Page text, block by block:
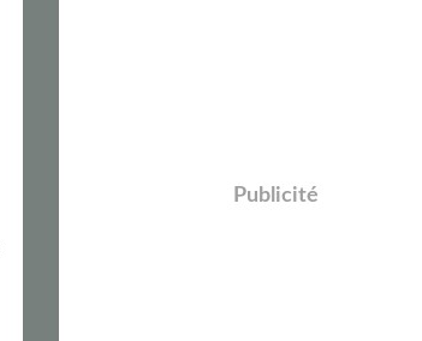
Publicité